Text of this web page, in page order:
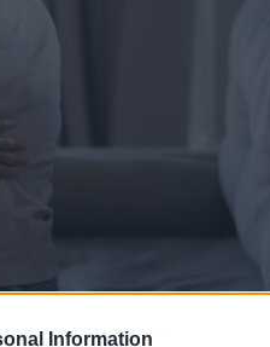
Information